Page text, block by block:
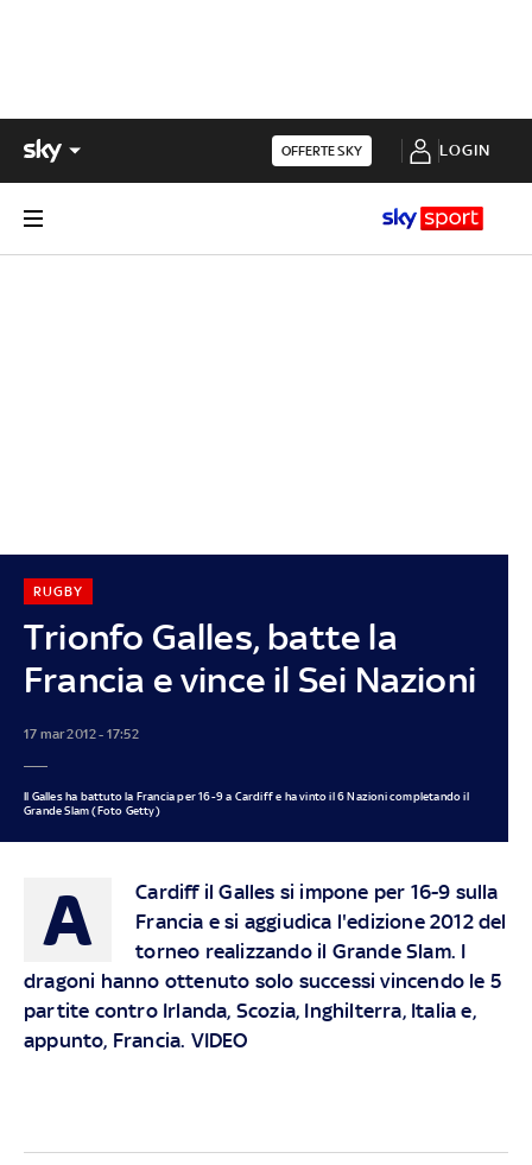
OFFERTE SKY LOGIN
Trionfo Galles, batte la
Francia e vince il Sei Nazioni
RUGBY
17 mar 2012 - 17:52
Il Galles ha battuto la Francia per 16-9 a Cardiff e ha vinto il 6 Nazioni completando il
Grande Slam (Foto Getty)
A
Cardiff il Galles si impone per 16-9 sulla
Francia e si aggiudica l'edizione 2012 del
torneo realizzando il Grande Slam. I
dragoni hanno ottenuto solo successi vincendo le 5
partite contro Irlanda, Scozia, Inghilterra, Italia e,
appunto, Francia. VIDEO